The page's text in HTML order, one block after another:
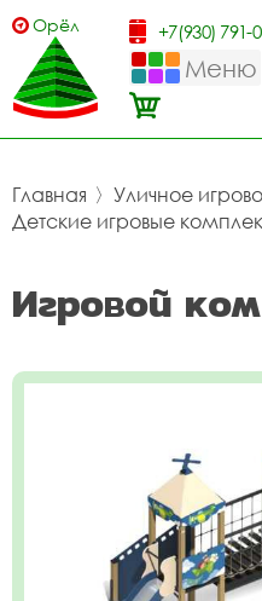
Орёл +7(930) 791-
Меню
Главная 〉 Уличное
Детские игровые
Игровой